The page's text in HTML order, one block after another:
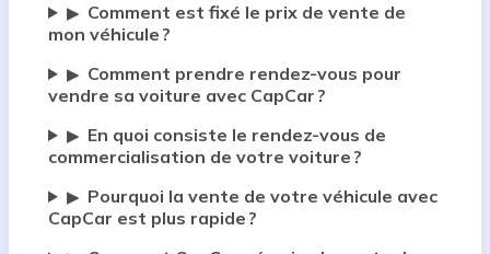
▶ Comment est fixé le prix de vente de
mon véhicule ?
▶ Comment prendre rendez-vous pour
vendre sa voiture avec CapCar ?
▶ En quoi consiste le rendez-vous de
commercialisation de votre voiture ?
▶ Pourquoi la vente de votre véhicule avec
CapCar est plus rapide ?